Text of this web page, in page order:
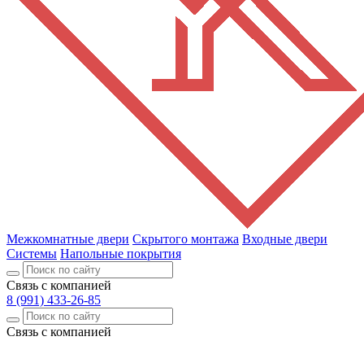
Межкомнатные двери Скрытого монтажа Входные двери
Системы Напольные покрытия
Связь с компанией
8 (991) 433-26-85
Связь с компанией